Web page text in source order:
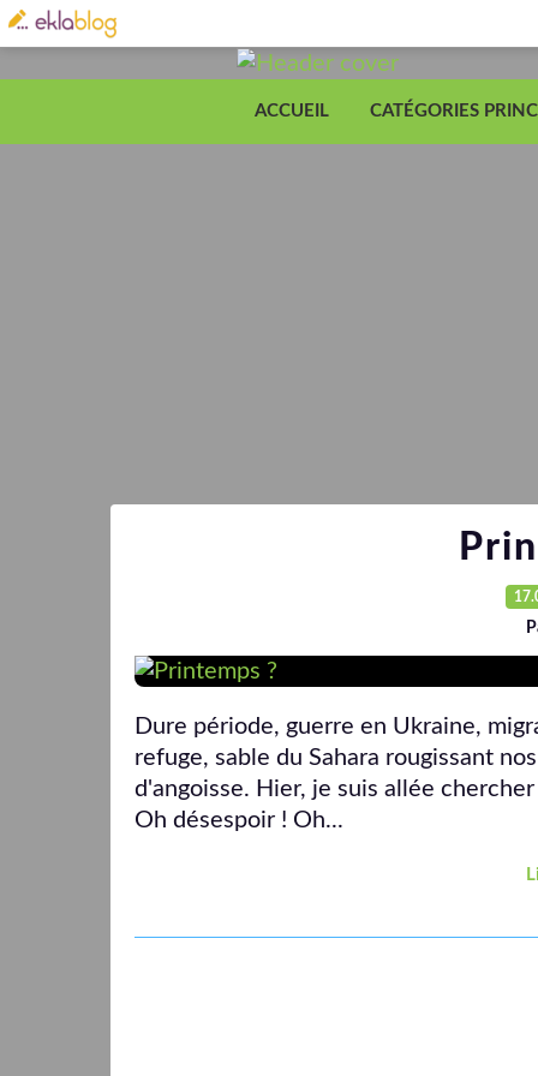
ACCUEIL CATÉGORIES
Dure période, guerre en Ukraine,
refuge, sable du Sahara rougissant
d'angoisse. Hier, je suis allée
Oh désespoir ! Oh...